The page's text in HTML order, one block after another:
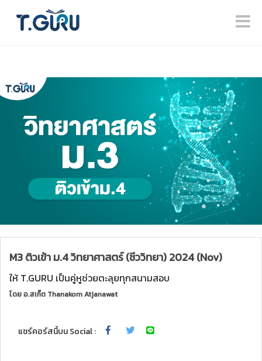
M3 ติวเข้า ม.4 วิทยาศาสตร์ (ชีววิทยา) 2024 (Nov)
ให้ T.GURU เป็นคู่หูช่วยตะลุยทุกสนามสอบ
โดยอ.สเก็ต Thanakorn Atjanawat
แชร์คอร์สนี้บน Social :